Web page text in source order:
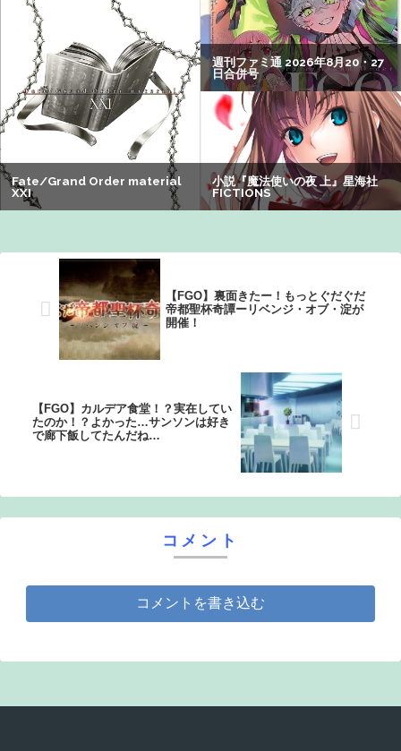
【画像】漫画家・桂正和、最新のパンツ＆お尻のイラスト
投稿にネット衝撃「この質感の出し方」「実写かと思いま
した」
【悲報】Z世代の身長低下の理由、ついに判明かｗｗｗｗ：
26/08/02のニュース
【画像】ジェフ・ベゾスさん（資産約43兆7700億円）の嫁
がコチラｗｗｗｗｗ
【悲報】有名漫画家「体重の減少が止まりません」→ファ
ンから心配の声：26/08/07のニュース
【FGO】裏面きたー！もっとぐだぐだ
帝都聖杯奇譚ーリベンジ・オブ・淀が
開催！
【FGO】カルデア食堂！？実在してい
たのか！？よかった…サンソンは好き
で廊下飯してたんだね…
コメント
コメントを書き込む